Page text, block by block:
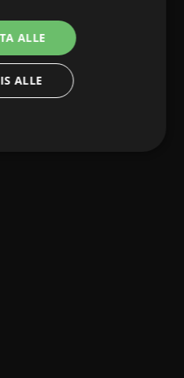
ALLE
ALLE